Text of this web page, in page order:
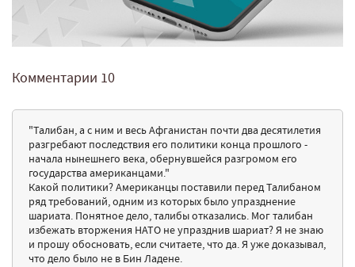
Комментарии 10
"Талибан, а с ним и весь Афганистан почти два десятилетия
разгребают последствия его политики конца прошлого -
начала нынешнего века, обернувшейся разгромом его
государства американцами."
Какой политики? Американцы поставили перед Талибаном
ряд требований, одним из которых было упразднение
шариата. Понятное дело, талибы отказались. Мог талибан
избежать вторжения НАТО не упразднив шариат? Я не знаю
и прошу обосновать, если считаете, что да. Я уже доказывал,
что дело было не в Бин Ладене.